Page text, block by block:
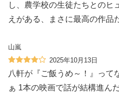
し、農学校の生徒たちとのヒ
えがある、まさに最高の作品
山嵐
2025年10月13日
八軒が『ご飯うめ～！』って
ぁ 1本の映画で話が結構進ん